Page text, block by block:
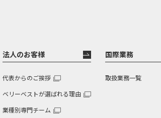
法人のお客様
代表からのご挨拶
ベリーベストが選ばれる理由
業種別専門チーム
国際業務
取扱業務一覧